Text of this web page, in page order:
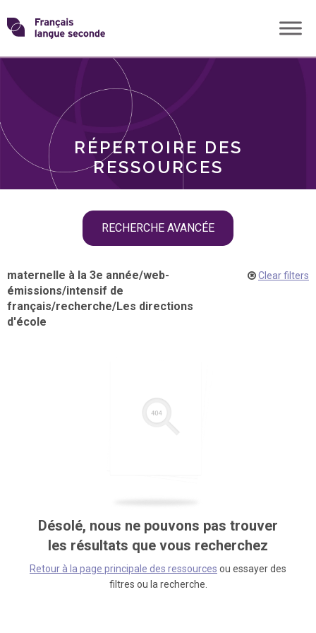
Skip
toTransformons
langue
RÉPERTOIRE DES
RESSOURCES
RECHERCHE AVANCÉE
THÈMES
maternelle à la 3e année/web-
émissions/intensif de
français/recherche/Les directions
d'école
Clear filters
Désolé, nous ne pouvons pas trouver
les résultats que vous recherchez
Retour à la page principale des ressources ou essayer des
filtres ou la recherche.